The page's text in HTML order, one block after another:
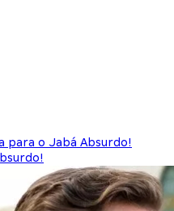
para o Jabá Absurdo!